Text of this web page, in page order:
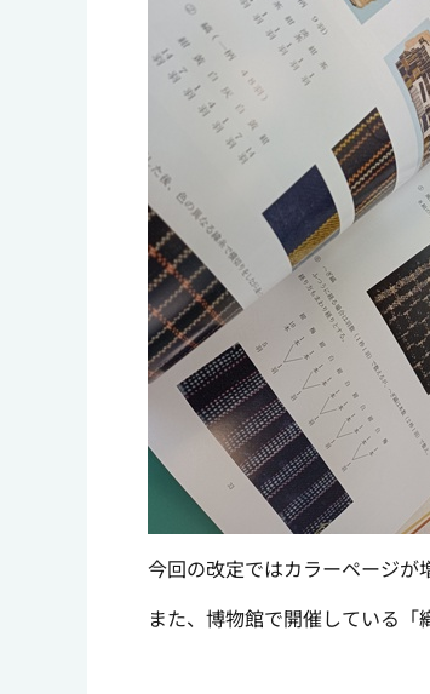
今回の改定ではカラーページが
また、博物館で開催している「